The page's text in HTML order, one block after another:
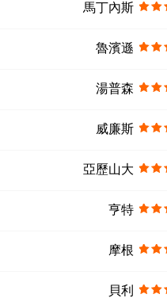
馬丁內斯
魯濱遜
湯普森
威廉斯
亞歷山大
亨特
摩根
貝利